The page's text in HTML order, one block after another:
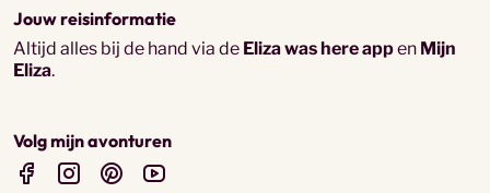
Jouw reisinformatie
Altijd alles bij de hand via de Eliza was here appen Mijn
Eliza.
Volg mijn avonturen